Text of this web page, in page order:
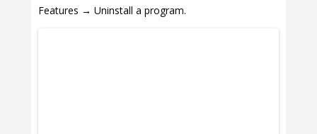
Features → Uninstall a program.